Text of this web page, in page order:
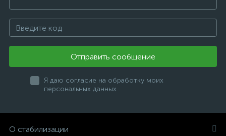
Отправить сообщение
Я даю согласие на обработку моих
персональных данных
О стабилизации